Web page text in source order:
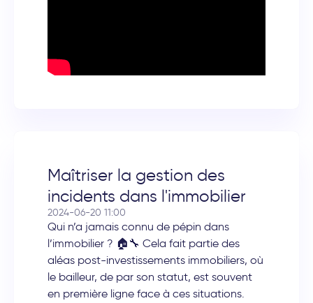
Maîtriser la gestion des
incidents dans l'immobilier
2024-06-20 11:00
Qui n’a jamais connu de pépin dans
l’immobilier ? 🏠🔧 Cela fait partie des
aléas post-investissements immobiliers, où
le bailleur, de par son statut, est souvent
en première ligne face à ces situations.